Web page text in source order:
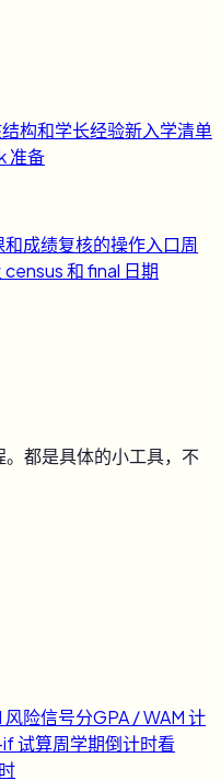
构和学长经验新入学清单
准备
成绩复核的操作入口周
和 final 日期
都是具体的小工具，不
风险信号分GPA / WAM 计
试算周学期倒计时看